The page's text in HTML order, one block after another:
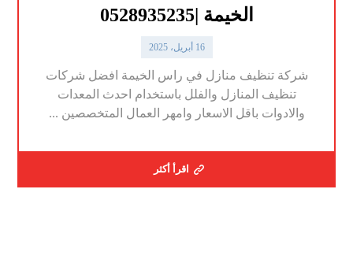
الخيمة |0528935235
16 أبريل، 2025
شركة تنظيف منازل في راس الخيمة افضل شركات
تنظيف المنازل والفلل باستخدام احدث المعدات
والادوات باقل الاسعار وامهر العمال المتخصصين ...
اقرأ أكثر